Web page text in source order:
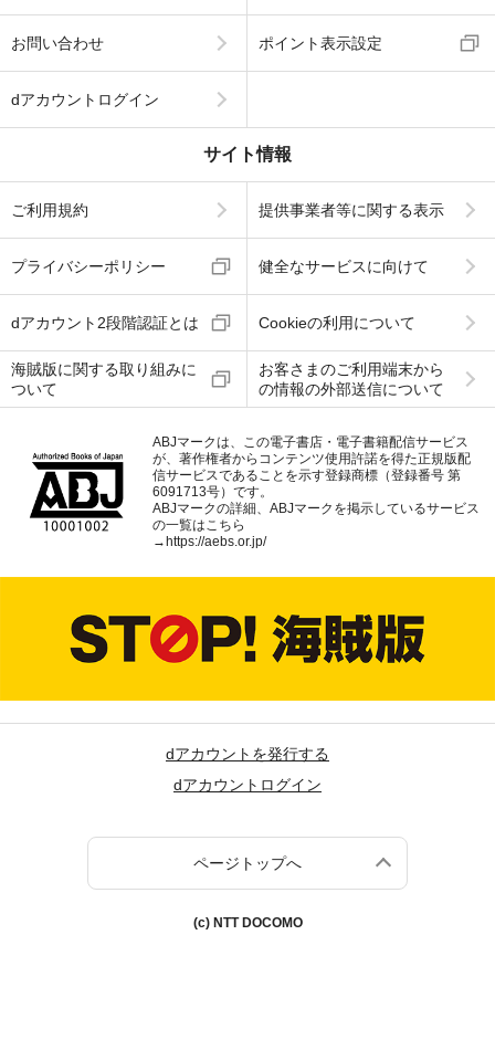
お問い合わせ ポイント表示設定
dアカウントログイン
サイト情報
ご利用規約 提供事業者等に関する表示
プライバシーポリシー 健全なサービスに向けて
dアカウント2段階認証とは Cookieの利用について
海賊版に関する取り組みに
ついて
お客さまのご利用端末から
の情報の外部送信について
ABJマークは、この電子書店・電子書籍配信サービス
が、著作権者からコンテンツ使用許諾を得た正規版配
信サービスであることを示す登録商標（登録番号 第
6091713号）です。
ABJマークの詳細、ABJマークを掲示しているサービス
の一覧はこちら
→https://aebs.or.jp/
dアカウントを発行する
dアカウントログイン
ページトップへ
(c) NTT DOCOMO